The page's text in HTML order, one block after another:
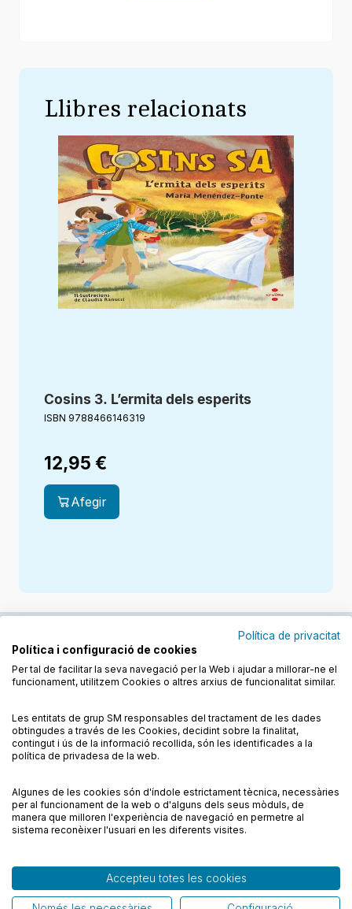
Llibres relacionats
Cosins 3. L’ermita dels esperits
ISBN 9788466146319
12,95 €
Afegir
Condicions de compra
Condicions d’ús
Política de cookies
Política de privadesa
FAQs
© CESMA/PPC – Tots els drets reservats
Política de privacitat
Política i configuració de cookies
Per tal de facilitar la seva navegació per la Web i ajudar a millorar-ne el
funcionament, utilitzem Cookies o altres arxius de funcionalitat similar.
Les entitats de grup SM responsables del tractament de les dades
obtingudes a través de les Cookies, decidint sobre la finalitat,
contingut i ús de la informació recollida, són les identificades a la
política de privadesa de la web.
Algunes de les cookies són d'índole estrictament tècnica, necessàries
per al funcionament de la web o d'alguns dels seus mòduls, de
manera que milloren l'experiència de navegació en permetre al
sistema reconèixer l'usuari en les diferents visites.
Accepteu totes les cookies